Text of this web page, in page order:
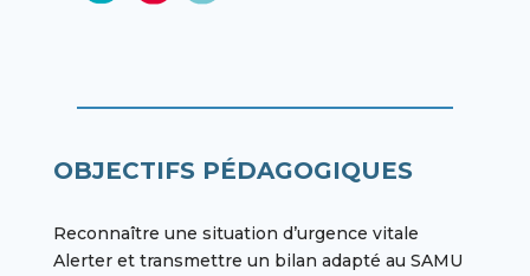
OBJECTIFS PÉDAGOGIQUES
Reconnaître une situation d’urgence vitale
Alerter et transmettre un bilan adapté au SAMU